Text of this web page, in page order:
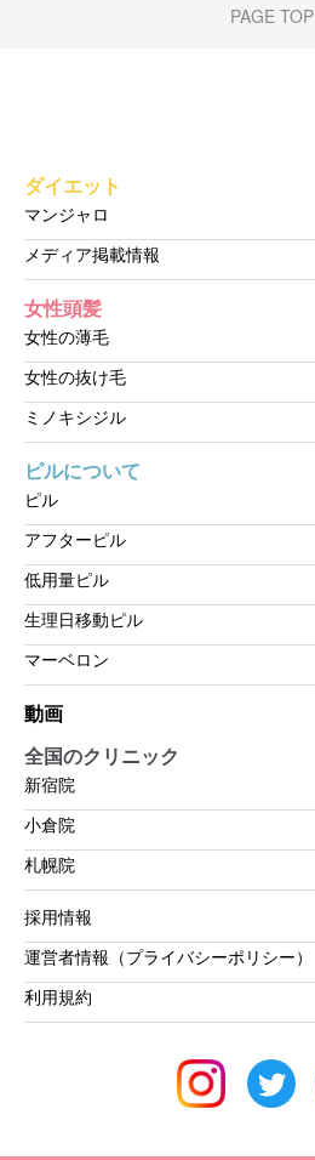
PAGE TOP
ダイエット
マンジャロ
メディア掲載情報
女性頭髪
女性の薄毛
女性の抜け毛
ミノキシジル
ピルについて
ピル
アフターピル
低用量ピル
生理日移動ピル
マーベロン
動画
全国のクリニック
新宿院
小倉院
札幌院
採用情報
運営者情報（プライバシーポリシー）
利用規約